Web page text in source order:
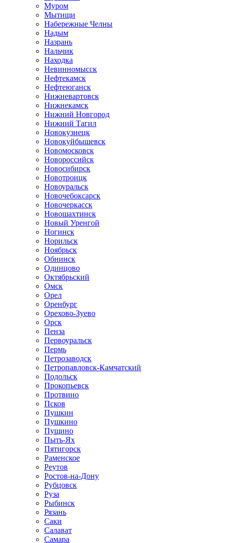
Муром
Мытищи
Набережные Челны
Надым
Назрань
Нальчик
Находка
Невинномысск
Нефтекамск
Нефтеюганск
Нижневартовск
Нижнекамск
Нижний Новгород
Нижний Тагил
Новокузнецк
Новокуйбышевск
Новомосковск
Новороссийск
Новосибирск
Новотроицк
Новоуральск
Новочебоксарск
Новочеркасск
Новошахтинск
Новый Уренгой
Ногинск
Норильск
Ноябрьск
Обнинск
Одинцово
Октябрьский
Омск
Орел
Оренбург
Орехово-Зуево
Орск
Пенза
Первоуральск
Пермь
Петрозаводск
Петропавловск-Камчатский
Подольск
Прокопьевск
Протвино
Псков
Пушкин
Пушкино
Пущино
Пыть-Ях
Пятигорск
Раменское
Реутов
Ростов-на-Дону
Рубцовск
Руза
Рыбинск
Рязань
Саки
Салават
Самара